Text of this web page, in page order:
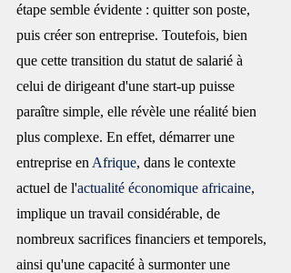
étape semble évidente : quitter son poste,
puis créer son entreprise. Toutefois, bien
que cette transition du statut de salarié à
celui de dirigeant d'une start-up puisse
paraître simple, elle révèle une réalité bien
plus complexe. En effet, démarrer une
entreprise en Afrique, dans le contexte
actuel de l'actualité économique africaine,
implique un travail considérable, de
nombreux sacrifices financiers et temporels,
ainsi qu'une capacité à surmonter une